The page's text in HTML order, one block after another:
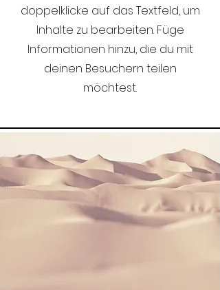
doppelklicke auf das Textfeld, um
Inhalte zu bearbeiten. Füge
Informationen hinzu, die du mit
deinen Besuchern teilen
möchtest.